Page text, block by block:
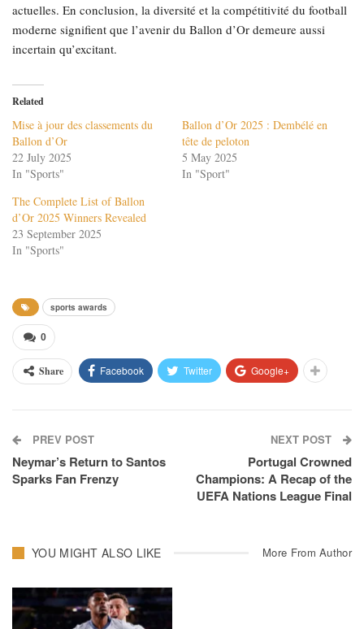
actuelles. En conclusion, la diversité et la compétitivité du football
moderne signifient que l’avenir du Ballon d’Or demeure aussi
incertain qu’excitant.
Related
Mise à jour des classements du
Ballon d’Or
22 July 2025
In "Sports"
Ballon d’Or 2025 : Dembélé en
tête de peloton
5 May 2025
In "Sport"
The Complete List of Ballon
d’Or 2025 Winners Revealed
23 September 2025
In "Sports"
sports awards
0
Share Facebook Twitter Google+
PREV POST
Neymar’s Return to Santos
Sparks Fan Frenzy
NEXT POST
Portugal Crowned
Champions: A Recap of the
UEFA Nations League Final
YOU MIGHT ALSO LIKE More From Author